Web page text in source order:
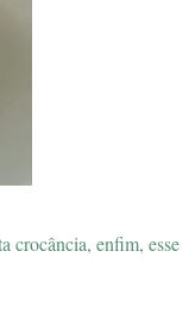
crocância, enfim, esse